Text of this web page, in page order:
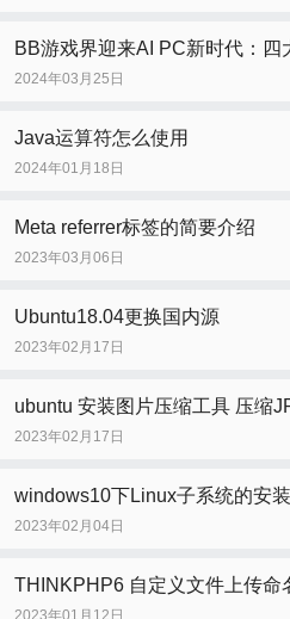
BB游戏界迎来AI PC新时代：四
2024年03月25日
Java运算符怎么使用
2024年01月18日
Meta referrer标签的简要介绍
2023年03月06日
Ubuntu18.04更换国内源
2023年02月17日
ubuntu 安装图片压缩工具 压缩
2023年02月17日
windows10下Linux子系统的安
2023年02月04日
THINKPHP6 自定义文件上传命